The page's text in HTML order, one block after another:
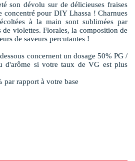
son dévolu sur de délicieuses fraises
concentré pour DIY Lhassa ! Charnues
à la main sont sublimées par
de violettes. Florales, la composition de
de saveurs percutantes !
concernent un dosage 50% PG /
d'arôme si votre taux de VG est plus
par rapport à votre base